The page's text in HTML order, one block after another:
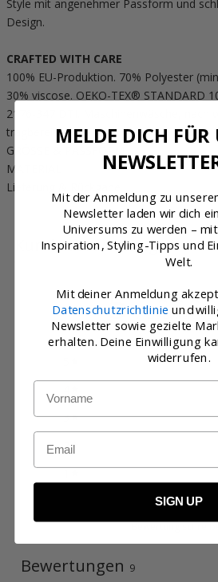
Style mit angenehmer Passform und
Design.
CRAFTED WITH CARE
100% EU-Produktion. 70% Polyester
30% viscose. OEKO-TEX® STANDARD
2176-347 DTI. Maschinenwäsche, nach
tragbereit.
GRÖSSE & PASSFORM
MATERIAL
Lieferung & Rückgabe
Kundenbewertungen
5 / 59
3
2
1
Bewertung
Bewertungen 9
MELDE DICH FÜR
Mit der Anmeldung zu
Newsletter laden wir dich
Universums zu werden –
Inspiration, Styling-Tipps und
Welt.
Mit deiner Anmeldung
Datenschutzrichtlinie und
Newsletter sowie gezielte
erhalten. Deine Einwilligung
widerrufen.
Name
Email
SIGN UP